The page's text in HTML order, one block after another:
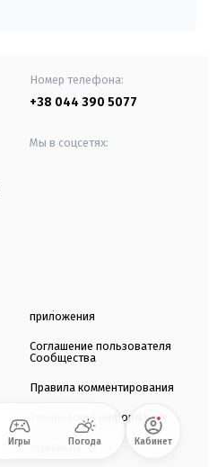
Номер телефона:
+38 044 390 5077
Мы в соцсетях:
приложения
Соглашение пользователя
Сообщества
Правила комментирования
Техническая информация
Контакты
Игры Погода Кабинет